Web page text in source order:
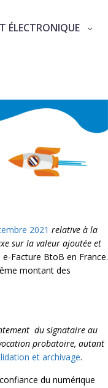
ÉLECTRONIQUE
2021 relative à la
sur la valeur ajoutée et
Facture BtoB en France.
montant des
du signataire au
probatoire, autant
et archivage.
du numérique